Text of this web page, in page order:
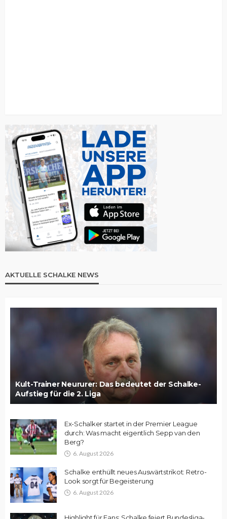
AKTUELLE SCHALKE NEWS
Kult-Trainer Neururer: Das bedeutet der Schalke-
Aufstieg für die 2. Liga
Ex-Schalker startet in der Premier League
durch: Was macht eigentlich Sepp van den
Berg?
6. August 2026
Schalke enthüllt neues Auswärtstrikot: Retro-
Look sorgt für Begeisterung
6. August 2026
Highlight für Fans: Schalke feiert Bundesliga-